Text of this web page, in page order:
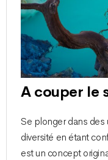
A couper le
Se plonger dans des
diversité en étant
est un concept